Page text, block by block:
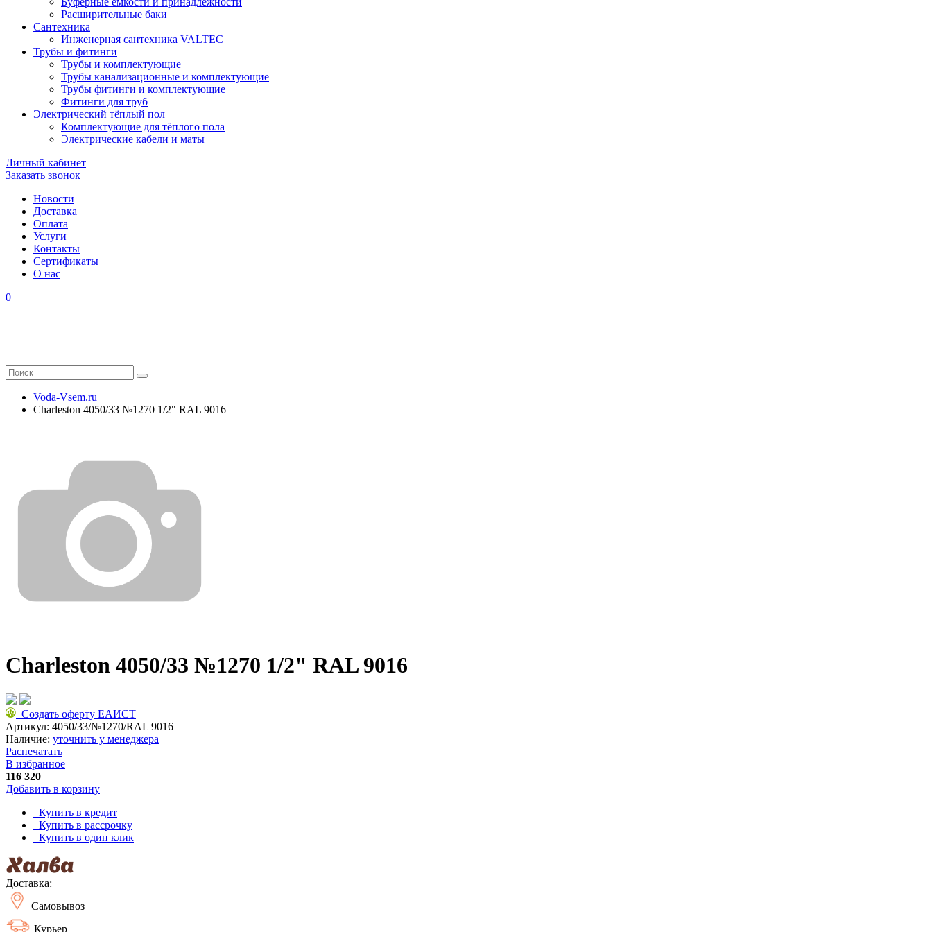
Расширительные баки
Сантехника
Инженерная сантехника VALTEC
Трубы и фитинги
Трубы и комплектующие
Трубы канализационные и комплектующие
Трубы фитинги и комплектующие
Фитинги для труб
Электрический тёплый пол
Комплектующие для тёплого пола
Электрические кабели и маты
Личный кабинет
Заказать звонок
Новости
Доставка
Оплата
Услуги
Контакты
Cертификаты
О нас
0
Voda-Vsem.ru
Charleston 4050/33 №1270 1/2" RAL 9016
Charleston 4050/33 №1270 1/2" RAL 9016
Создать оферту ЕАИСТ
Артикул: 4050/33/№1270/RAL 9016
Наличие: уточнить у менеджера
Распечатать
В избранное
116 320
Добавить в корзину
Купить в кредит
Купить в рассрочку
Купить в один клик
Доставка:
Самовывоз
Курьер